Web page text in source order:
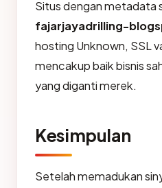
Situs dengan metadata
fajarjayadrilling-
hosting Unknown, SSL
mencakup baik bisnis
yang diganti merek.
Kesimpulan
Setelah memadukan